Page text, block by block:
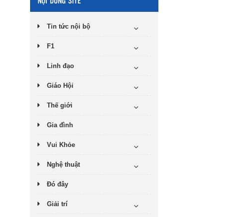
Tin tức nội bộ
F1
Linh đạo
Giáo Hội
Thế giới
Gia đình
Vui Khỏe
Nghệ thuật
Đó đây
Giải trí